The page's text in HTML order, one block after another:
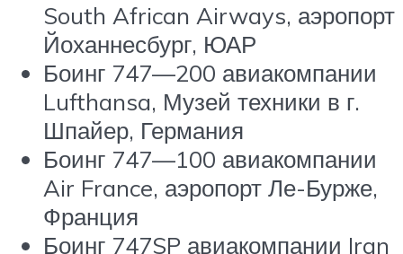
South African Airways, аэропорт
Йоханнесбург, ЮАР
Боинг 747—200 авиакомпании
Lufthansa, Музей техники в г.
Шпайер, Германия
Боинг 747—100 авиакомпании
Air France, аэропорт Ле-Бурже,
Франция
Боинг 747SP авиакомпании Iran